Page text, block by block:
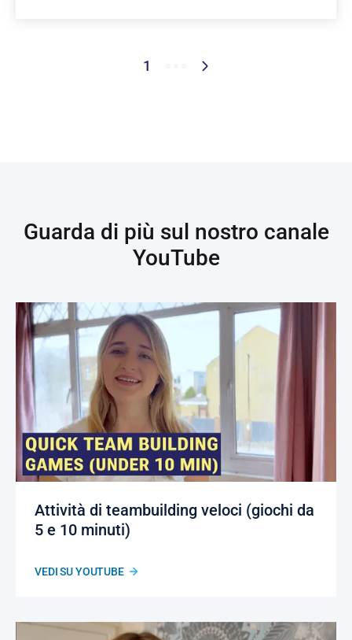
1
Guarda di più sul nostro canale
YouTube
Attività di teambuilding veloci (giochi da
5 e 10 minuti)
VEDI SU YOUTUBE